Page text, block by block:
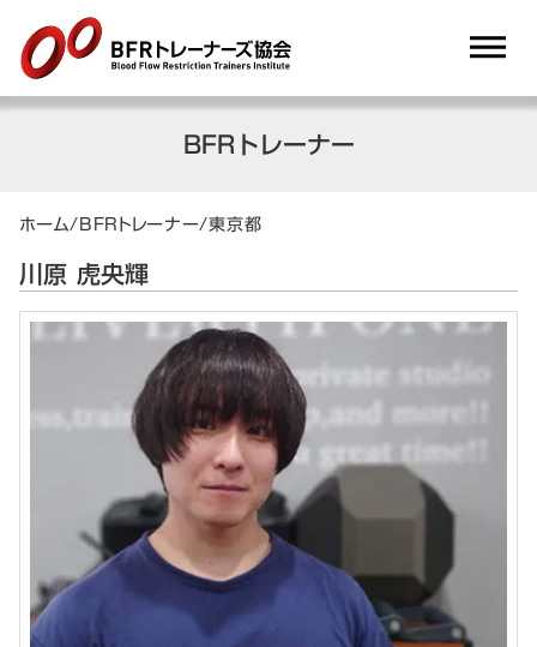
dehaze
BFRトレーナー
ホーム/BFRトレーナー/東京都
川原 虎央輝